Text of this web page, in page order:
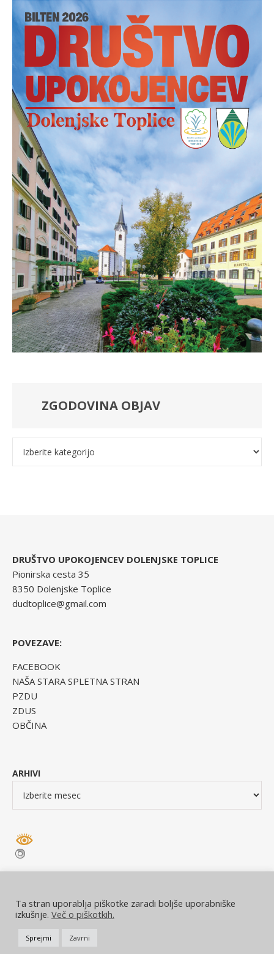
ZGODOVINA OBJAV
DRUŠTVO UPOKOJENCEV DOLENJSKE TOPLICE
Pionirska cesta 35
8350 Dolenjske Toplice
dudtoplice@gmail.com
POVEZAVE:
FACEBOOK
NAŠA STARA SPLETNA STRAN
PZDU
ZDUS
OBČINA
ARHIVI
Ta stran uporablja piškotke zaradi boljše uporabniške
izkušnje. Več o piškotkih.
Sprejmi Zavrni